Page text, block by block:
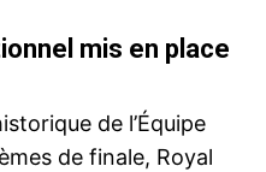
mis en place
de l’Équipe
de finale, Royal